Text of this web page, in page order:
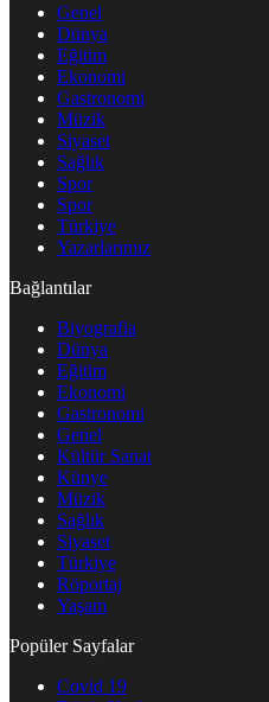
Genel
Dünya
Eğitim
Ekonomi
Gastronomi
Müzik
Siyaset
Sağlık
Spor
Spor
Türkiye
Yazarlarımız
Bağlantılar
Biyografia
Dünya
Eğitim
Ekonomi
Gastronomi
Genel
Kültür Sanat
Künye
Müzik
Sağlık
Siyaset
Türkiye
Röportaj
Yaşam
Popüler Sayfalar
Covid 19